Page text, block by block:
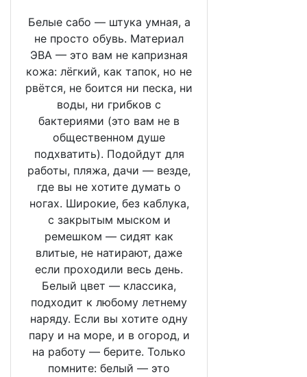
Белые сабо — штука умная, а
не просто обувь. Материал
ЭВА — это вам не капризная
кожа: лёгкий, как тапок, но не
рвётся, не боится ни песка, ни
воды, ни грибков с
бактериями (это вам не в
общественном душе
подхватить). Подойдут для
работы, пляжа, дачи — везде,
где вы не хотите думать о
ногах. Широкие, без каблука,
с закрытым мыском и
ремешком — сидят как
влитые, не натирают, даже
если проходили весь день.
Белый цвет — классика,
подходит к любому летнему
наряду. Если вы хотите одну
пару и на море, и в огород, и
на работу — берите. Только
помните: белый — это